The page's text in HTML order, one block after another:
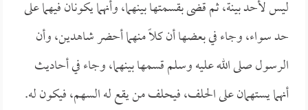
ليس لأحد بينة، ثم قضى بقسمتها بينهما، وأنهما يكونان فيهما على
حد سواء، وجاء في بعضها أن كلاً منهما أحضر شاهدين، وأن
الرسول صلى الله عليه وسلم قسمها بينهما، وجاء في أحاديث
أنهما يستهمان على الحلف، فيحلف من يقع له السهم، فيكون له.